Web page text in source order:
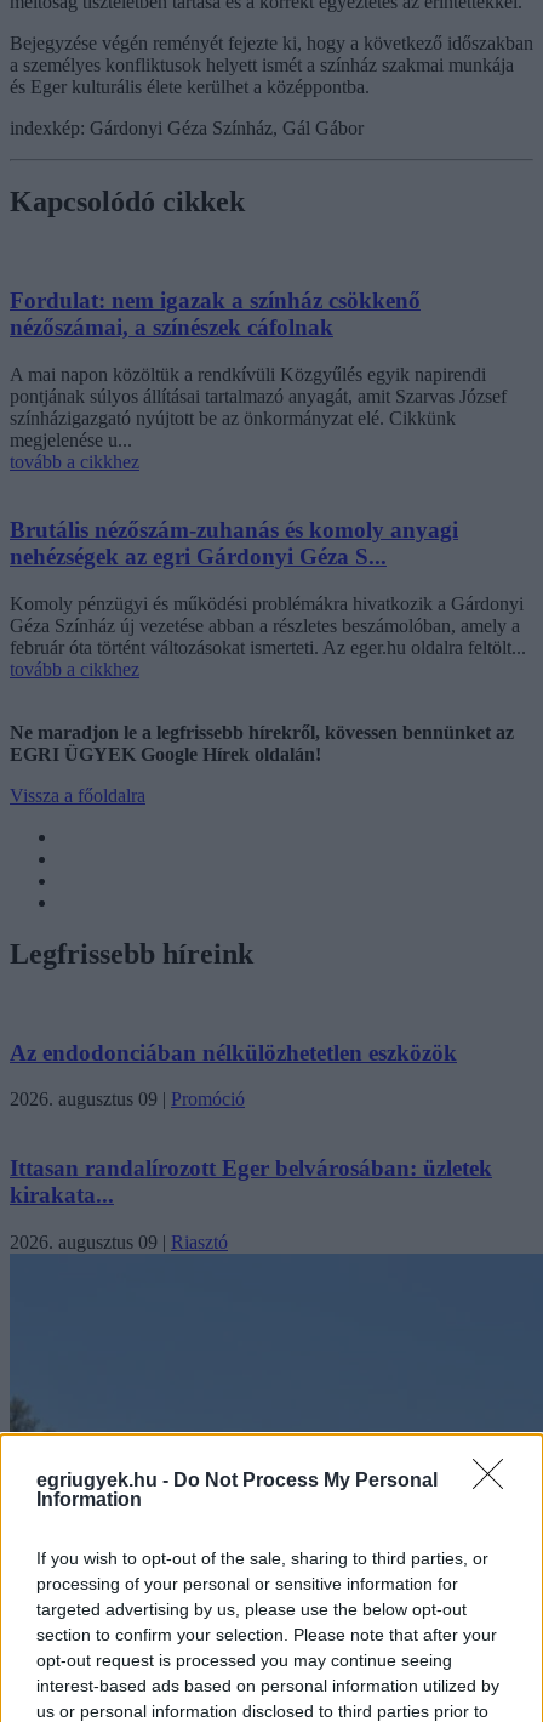
egriugyek.hu - Do Not Process My Personal
Information
If you wish to opt-out of the sale, sharing to third parties, or
processing of your personal or sensitive information for
targeted advertising by us, please use the below opt-out
section to confirm your selection. Please note that after your
opt-out request is processed you may continue seeing
interest-based ads based on personal information utilized by
us or personal information disclosed to third parties prior to
Bejegyzése végén reményét fejezte ki, hogy a következő időszakban
a személyes konfliktusok helyett ismét a színház szakmai munkája
és Eger kulturális élete kerülhet a középpontba.
indexkép: Gárdonyi Géza Színház, Gál Gábor
Kapcsolódó cikkek
Fordulat: nem igazak a színház csökkenő
nézőszámai, a színészek cáfolnak
A mai napon közöltük a rendkívüli Közgyűlés egyik napirendi
pontjának súlyos állításai tartalmazó anyagát, amit Szarvas József
színházigazgató nyújtott be az önkormányzat elé. Cikkünk
megjelenése u...
tovább a cikkhez
Brutális nézőszám-zuhanás és komoly anyagi
nehézségek az egri Gárdonyi Géza S...
Komoly pénzügyi és működési problémákra hivatkozik a Gárdonyi
Géza Színház új vezetése abban a részletes beszámolóban, amely a
február óta történt változásokat ismerteti. Az eger.hu oldalra feltölt...
tovább a cikkhez
Ne maradjon le a legfrissebb hírekről, kövessen bennünket az
EGRI ÜGYEK Google Hírek oldalán!
Vissza a főoldalra
Legfrissebb híreink
Az endodonciában nélkülözhetetlen eszközök
2026. augusztus 09 | Promóció
Ittasan randalírozott Eger belvárosában: üzletek
kirakata...
2026. augusztus 09 | Riasztó